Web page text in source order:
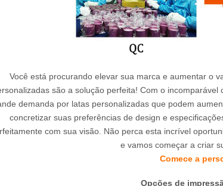
Você está procurando elevar sua marca e aumentar o
são a solução perfeita! Com o
demanda por latas personalizadas que podem
concretizar suas preferências de design e
com sua visão. Não perca esta incrível
e vamos começar a criar
Comece a
Opções de